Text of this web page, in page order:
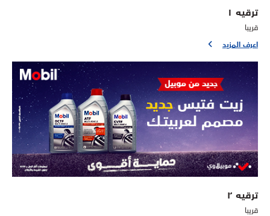
ترقيه ١
قريبا
اعرف المزيد
ترقيه ٢
قريبا